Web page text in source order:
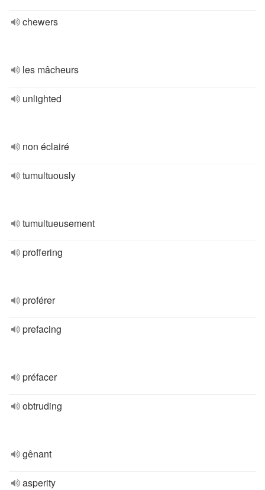
chewers
les mâcheurs
unlighted
non éclairé
tumultuously
tumultueusement
proffering
proférer
prefacing
préfacer
obtruding
gênant
asperity